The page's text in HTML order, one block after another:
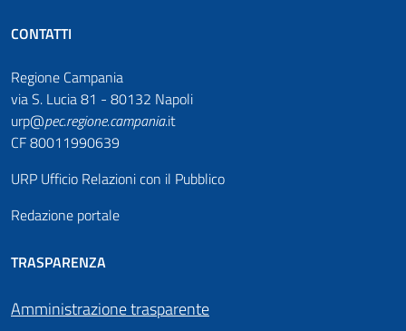
CONTATTI
Regione Campania
via S. Lucia 81 - 80132 Napoli
urp@pec.regione.campania.it
CF 80011990639
URP Ufficio Relazioni con il Pubblico
Redazione portale
TRASPARENZA
Amministrazione trasparente